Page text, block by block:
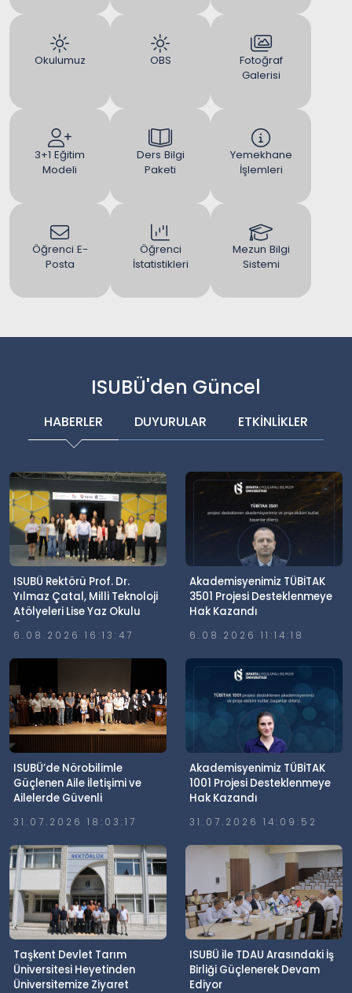
Okulumuz OBS
Fotoğraf
Galerisi
3+1 Eğitim
Modeli
Ders Bilgi
Paketi
Yemekhane
İşlemleri
Öğrenci E-
Posta
Öğrenci
İstatistikleri
Mezun Bilgi
Sistemi
ISUBÜ'den Güncel
HABERLER DUYURULAR ETKİNLİKLER
ISUBÜ Rektörü Prof. Dr.
Yılmaz Çatal, Milli Teknoloji
Atölyeleri Lise Yaz Okulu
Öğrencileriyle Buluştu
6.08.2026 16:13:47
Akademisyenimiz TÜBİTAK
3501 Projesi Desteklenmeye
Hak Kazandı
6.08.2026 11:14:18
ISUBÜ’de Nörobilimle
Güçlenen Aile İletişimi ve
Ailelerde Güvenli
Gerçekleştirildi
31.07.2026 18:03:17
Akademisyenimiz TÜBİTAK
1001 Projesi Desteklenmeye
Hak Kazandı
31.07.2026 14:09:52
Taşkent Devlet Tarım
Üniversitesi Heyetinden
Üniversitemize Ziyaret
ISUBÜ ile TDAU Arasındaki İş
Birliği Güçlenerek Devam
Ediyor